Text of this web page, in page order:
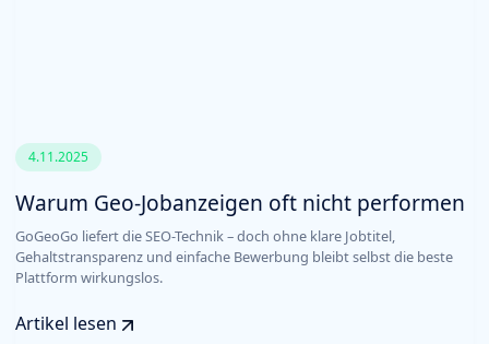
4.11.2025
Warum Geo-Jobanzeigen oft nicht performen
GoGeoGo liefert die SEO-Technik – doch ohne klare Jobtitel,
Gehaltstransparenz und einfache Bewerbung bleibt selbst die beste
Plattform wirkungslos.
Artikel lesen